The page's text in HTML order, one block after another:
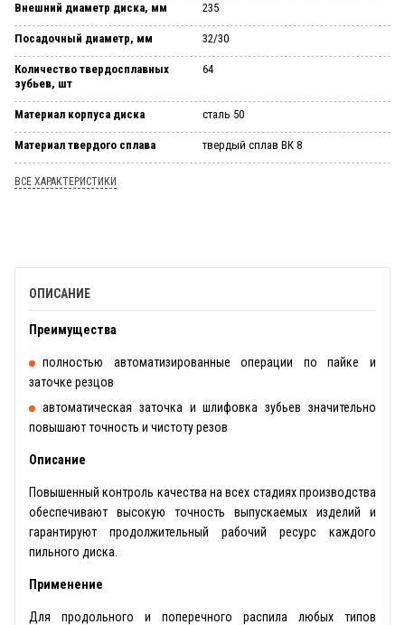
Внешний диаметр диска, мм 235
Посадочный диаметр, мм 32/30
Количество твердосплавных
зубьев, шт
64
Материал корпуса диска сталь 50
Материал твердого сплава твердый сплав ВК 8
ВСЕ ХАРАКТЕРИСТИКИ
ОПИСАНИЕ
Преимущества
полностью автоматизированные операции по пайке и
заточке резцов
автоматическая заточка и шлифовка зубьев значительно
повышают точность и чистоту резов
Описание
Повышенный контроль качества на всех стадиях производства
обеспечивают высокую точность выпускаемых изделий и
гарантируют продолжительный рабочий ресурс каждого
пильного диска.
Применение
Для продольного и поперечного распила любых типов